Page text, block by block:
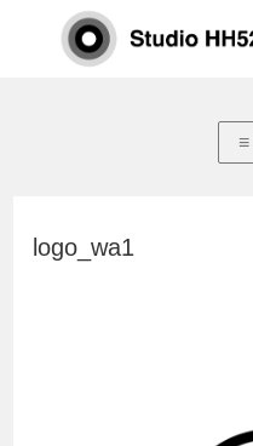
logo_wa1